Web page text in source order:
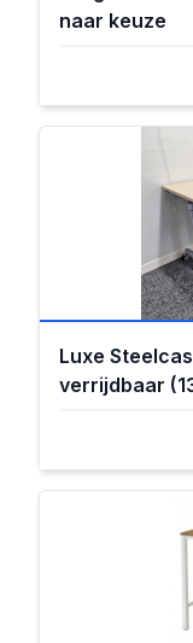
naar keuze
Luxe
verrijdbaar